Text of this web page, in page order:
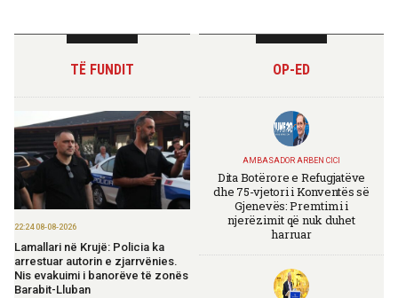
TË FUNDIT
22:24 08-08-2026
Lamallari në Krujë: Policia ka
arrestuar autorin e zjarrvënies.
Nis evakuimi i banorëve të zonës
Barabit-Lluban
OP-ED
AMBASADOR ARBEN CICI
Dita Botërore e Refugjatëve
dhe 75-vjetori i Konventës së
Gjenevës: Premtimi i
njerëzimit që nuk duhet
harruar